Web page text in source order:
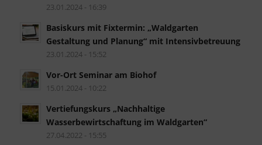
23.01.2024 - 16:39
Basiskurs mit Fixtermin: „Waldgarten
Gestaltung und Planung“ mit Intensivbetreuung
23.01.2024 - 15:52
Vor-Ort Seminar am Biohof
15.01.2024 - 10:22
Vertiefungskurs „Nachhaltige
Wasserbewirtschaftung im Waldgarten“
27.04.2022 - 15:55